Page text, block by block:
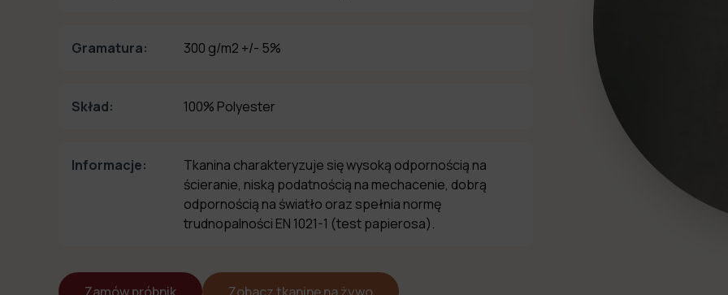
Gramatura: 300 g/m2 +/- 5%
Skład: 100% Polyester
Informacje:
Tkanina charakteryzuje się wysoką odpornością na
ścieranie, niską podatnością na mechacenie, dobrą
odpornością na światło oraz spełnia normę
trudnopalności EN 1021-1 (test papierosa).